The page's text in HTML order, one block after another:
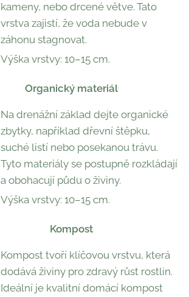
kameny, nebo drcené větve. Tato
vrstva zajistí, že voda nebude v
záhonu stagnovat.
Výška vrstvy: 10–15 cm.
Organický materiál
Na drenážní základ dejte organické
zbytky, například dřevní štěpku,
suché listí nebo posekanou trávu.
Tyto materiály se postupně rozkládají
a obohacují půdu o živiny.
Výška vrstvy: 10–15 cm.
Kompost
Kompost tvoří klíčovou vrstvu, která
dodává živiny pro zdravý růst rostlin.
Ideální je kvalitní domácí kompost